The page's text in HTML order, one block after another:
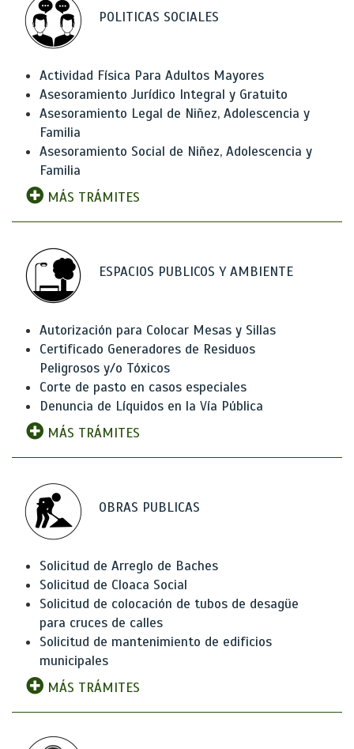
POLITICAS SOCIALES
Actividad Física Para Adultos Mayores
Asesoramiento Jurídico Integral y Gratuito
Asesoramiento Legal de Niñez, Adolescencia y
Familia
Asesoramiento Social de Niñez, Adolescencia y
Familia
MÁS TRÁMITES
ESPACIOS PUBLICOS Y AMBIENTE
Autorización para Colocar Mesas y Sillas
Certificado Generadores de Residuos
Peligrosos y/o Tóxicos
Corte de pasto en casos especiales
Denuncia de Líquidos en la Vía Pública
MÁS TRÁMITES
OBRAS PUBLICAS
Solicitud de Arreglo de Baches
Solicitud de Cloaca Social
Solicitud de colocación de tubos de desagüe
para cruces de calles
Solicitud de mantenimiento de edificios
municipales
MÁS TRÁMITES